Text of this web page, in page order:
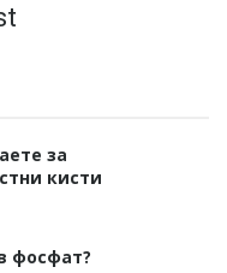
за
кисти
фосфат?